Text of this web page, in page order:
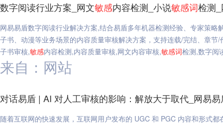
数字阅读行业方案_网文敏感内容检测_小说敏感词检测
网易易盾数字阅读行业解决方案,结合易盾多年机器检测经验、专家策
子书、动漫等业务场景的内容质量审核解决方案，支持连载/完结、章
子书审核,敏感内容检测,内容质量审核,网文内容审核,敏感词检测,数字阅
来自：网站
对话易盾 | AI 对人工审核的影响：解放大于取代_网易易
随着互联网的快速发展，互联网用户发布的 UGC 和 PGC 内容和形式